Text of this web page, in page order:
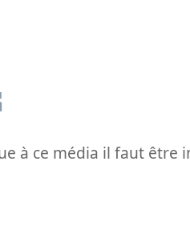
à ce média il faut être